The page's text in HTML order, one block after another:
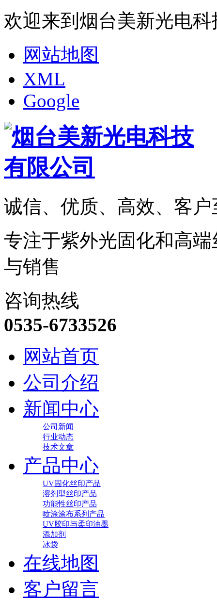
欢迎来到烟台美新光电
网站地图
XML
Google
诚信、优质、高效、客户
专注于紫外光固化和高
与销售
咨询热线
0535-6733526
网站首页
公司介绍
新闻中心
公司新闻
行业动态
技术文章
产品中心
UV固化丝印产品
溶剂型丝印产品
功能性丝印产品
喷涂涂布系列产品
UV胶印与柔印油墨
添加剂
冰袋
在线地图
客户留言